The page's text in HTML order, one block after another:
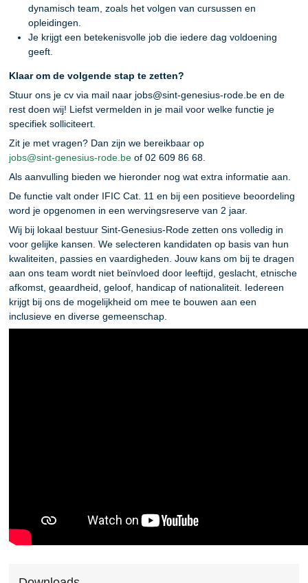
dynamisch team, zoals het volgen van cursussen en
opleidingen.
Je krijgt een betekenisvolle job die iedere dag voldoening
geeft.
Klaar om de volgende stap te zetten?
Stuur ons je cv via mail naar jobs@sint-genesius-rode.be en de
rest doen wij! Liefst vermelden in je mail voor welke functie je
specifiek solliciteert.
Zit je met vragen? Dan zijn we bereikbaar op
jobs@sint-genesius-rode.be of 02 609 86 68.
Als aanvulling bieden we hieronder nog wat extra informatie aan.
De functie valt onder IFIC Cat. 11 en bij een positieve beoordeling
word je opgenomen in een wervingsreserve van 2 jaar.
Wij bij lokaal bestuur Sint-Genesius-Rode zetten ons volledig in
voor gelijke kansen. We selecteren kandidaten op basis van hun
kwaliteiten, passies en vaardigheden. Jouw kans om bij te dragen
aan ons team wordt niet beïnvloed door leeftijd, geslacht, etnische
afkomst, geaardheid, geloof, handicap of nationaliteit. Iedereen
krijgt bij ons de mogelijkheid om mee te bouwen aan een
inclusieve en diverse gemeenschap.